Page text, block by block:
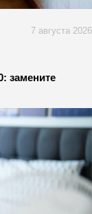
7 августа 2026
замените